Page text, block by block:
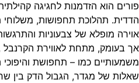
הוא הזדמנות לחגיגה
תהלוכת תחפושות, משלוחי
מופלא של צבעוניות והתרגשות.
בעומק, מתחת לאווירת הקרנבל ,
כמו – תחפושת והיפוכי
של מגדר, הגבול הדק בין